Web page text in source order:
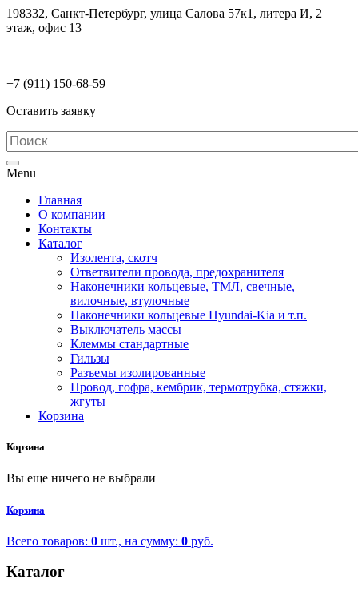
198332, Санкт-Петербург, улица Салова 57к1, литера И, 2
этаж, офис 13
+7 (911) 150-68-59
Оставить заявку
Menu
Главная
О компании
Контакты
Каталог
Изолента, скотч
Ответвители провода, предохранителя
Наконечники кольцевые, ТМЛ, свечные,
вилочные, втулочные
Наконечники кольцевые Hyundai-Kia и т.п.
Выключатель массы
Клеммы стандартные
Гильзы
Разъемы изолированные
Провод, гофра, кембрик, термотрубка, стяжки,
жгуты
Корзина
Корзина
Вы еще ничего не выбрали
Корзина
Всего товаров: 0 шт., на сумму: 0 руб.
Каталог